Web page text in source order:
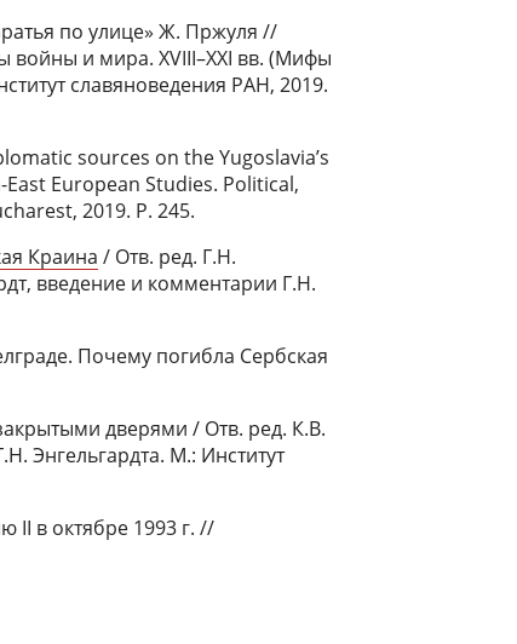
по улице» Ж. Пржуля //
войны и мира. XVIII–XXI вв. (Мифы
славяноведения РАН, 2019.
sources on the Yugoslavia’s
European Studies. Political,
2019. P. 245.
Краина / Отв. ред. Г.Н.
введение и комментарии Г.Н.
Почему погибла Сербская
дверями / Отв. ред. К.В.
Энгельгардта. М.: Институт
II в октябре 1993 г. //